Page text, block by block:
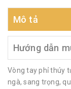
Mô tả
Hướng dẫn
Vòng tay phỉ thúy
ngà, sang trọng,